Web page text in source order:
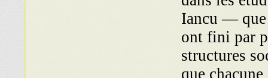
Iancu — que
ont fini par
structures
que